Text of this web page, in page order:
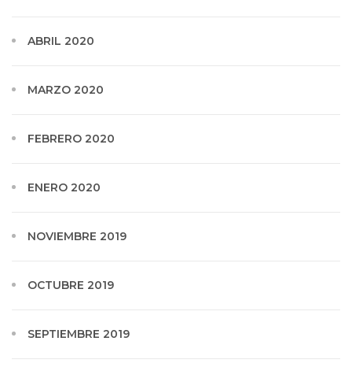
ABRIL 2020
MARZO 2020
FEBRERO 2020
ENERO 2020
NOVIEMBRE 2019
OCTUBRE 2019
SEPTIEMBRE 2019